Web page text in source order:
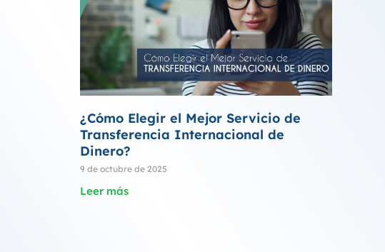
¿Cómo Elegir el Mejor Servicio de
Transferencia Internacional de
Dinero?
9 de octubre de 2025
Leer más